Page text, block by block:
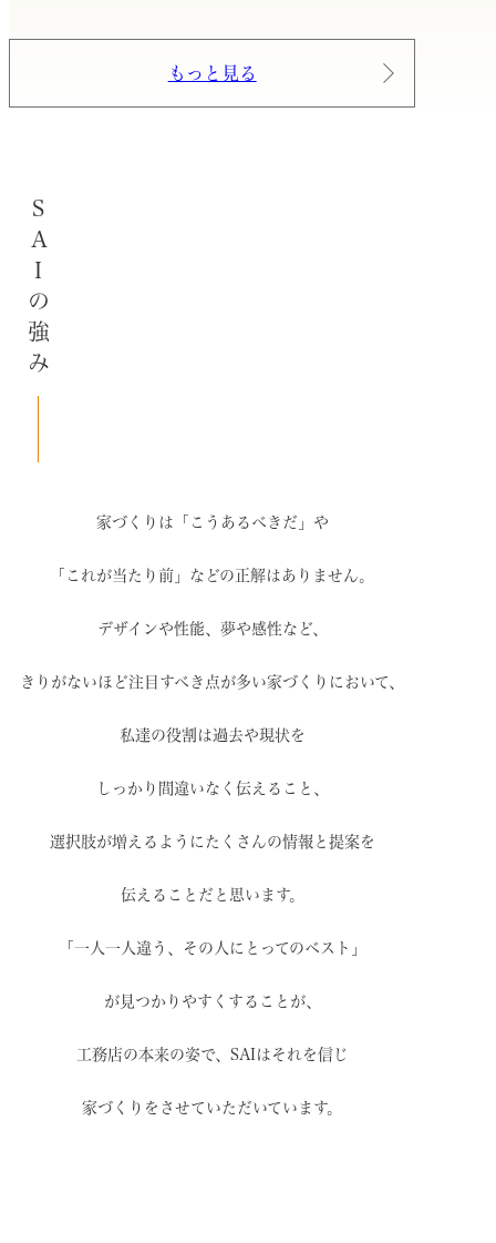
もっと見る
SAIの強み
家づくりは「こうあるべきだ」や
「これが当たり前」などの正解はありません。
デザインや性能、夢や感性など、
きりがないほど注目すべき点が多い家づくりにおいて、
私達の役割は過去や現状を
しっかり間違いなく伝えること、
選択肢が増えるように たくさんの情報と提案を
伝えることだと思います。
「一人一人違う、その人にとってのベスト」
が見つかりやすくすることが、
工務店の本来の姿で、 SAIはそれを信じ
家づくりをさせていただいています。